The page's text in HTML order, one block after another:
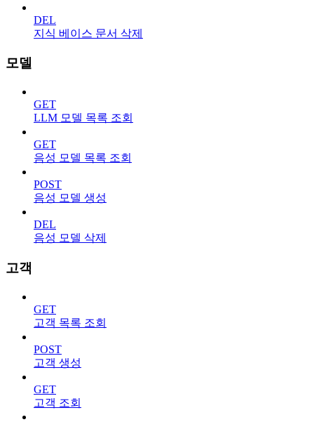
DEL
지식 베이스 문서 삭제
모델
GET
LLM 모델 목록 조회
GET
음성 모델 목록 조회
POST
음성 모델 생성
DEL
음성 모델 삭제
고객
GET
고객 목록 조회
POST
고객 생성
GET
고객 조회